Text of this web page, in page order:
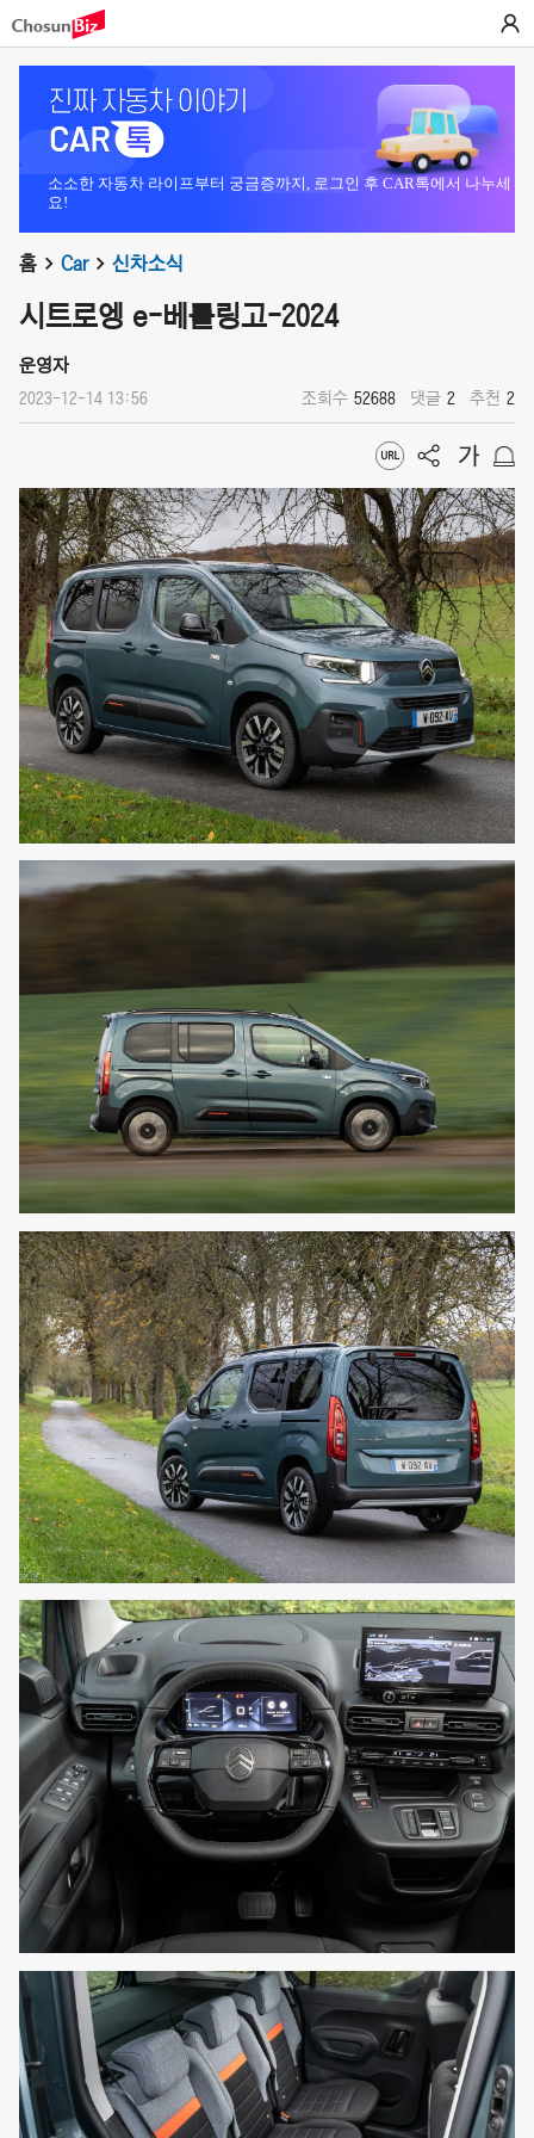
소소한 자동차 라이프부터 궁금증까지, 로그인 후 CAR톡에서 나누세
요!
홈 Car 신차소식
시트로엥 e-베를링고-2024
운영자
2023-12-14 13:56 조회수 52688 댓글 2 추천 2